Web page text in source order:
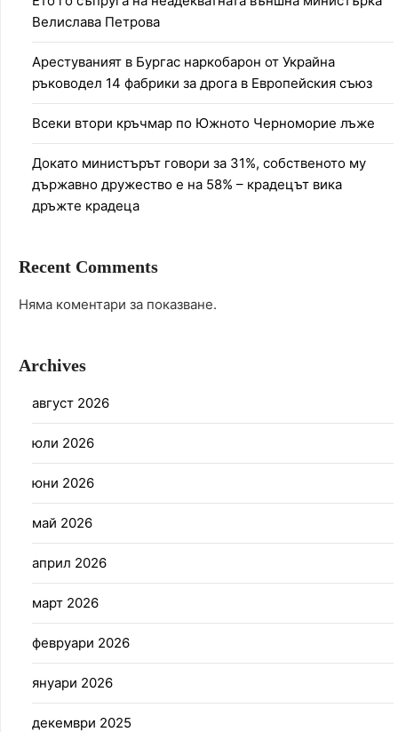
Велислава Петрова
Арестуваният в Бургас наркобарон от Украйна
ръководел 14 фабрики за дрога в Европейския съюз
Всеки втори кръчмар по Южното Черноморие лъже
Докато министърът говори за 31%, собственото му
държавно дружество е на 58% – крадецът вика
дръжте крадеца
Recent Comments
Няма коментари за показване.
Archives
август 2026
юли 2026
юни 2026
май 2026
април 2026
март 2026
февруари 2026
януари 2026
декември 2025